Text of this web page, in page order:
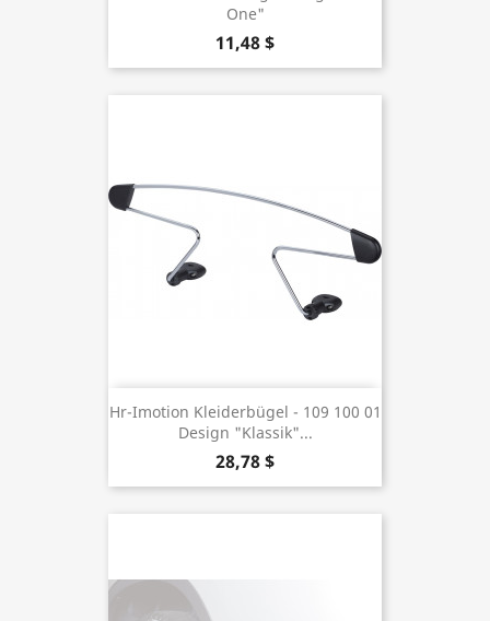
One"
11,48 $
Hr-Imotion Kleiderbügel - 109 100 01
Design "Klassik"...
28,78 $